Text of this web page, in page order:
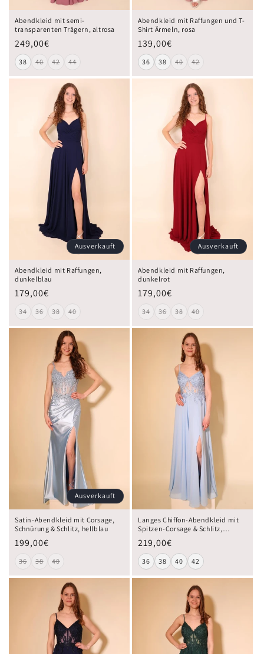
Abendkleid mit semi-
transparenten Trägern, altrosa
249,00€
38 40 42 44
Abendkleid mit Raffungen und T-
Shirt Ärmeln, rosa
139,00€
36 38 40 42
Ausverkauft
Abendkleid mit Raffungen,
dunkelblau
179,00€
34 36 38 40
Ausverkauft
Abendkleid mit Raffungen,
dunkelrot
179,00€
34 36 38 40
Ausverkauft
Satin-Abendkleid mit Corsage,
Schnürung & Schlitz, hellblau
199,00€
36 38 40
Langes Chiffon-Abendkleid mit
Spitzen-Corsage & Schlitz,
hellblau
219,00€
36 38 40 42